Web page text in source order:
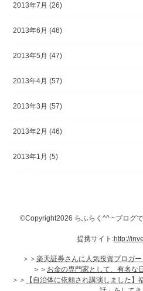
2013年7月 (26)
2013年6月 (46)
2013年5月 (47)
2013年4月 (57)
2013年3月 (57)
2013年2月 (46)
2013年1月 (5)
©Copyright2026 らふらく^^ ~ブログ
提携サイト:http://
＞＞ 楽天証券さんに人気投資ブロガ
＞＞ お金の専門家として、有名な
＞＞
【自治体に依頼され講演しました